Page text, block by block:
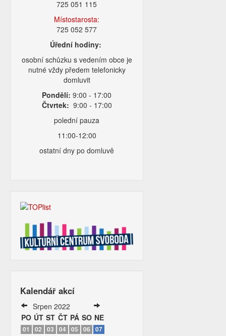
725 051 115
Místostarosta:
725 052 577
Úřední hodiny:
osobní schůzku s vedením obce je
nutné vždy předem telefonicky
domluvit
Pondělí: 9:00 - 17:00
Čtvrtek: 9:00 - 17:00
polední pauza
11:00-12:00
ostatní dny po domluvě
Kalendář akcí
Srpen 2022
PO ÚT ST ČT PÁ SO NE
01 02 03 04 05 06
07